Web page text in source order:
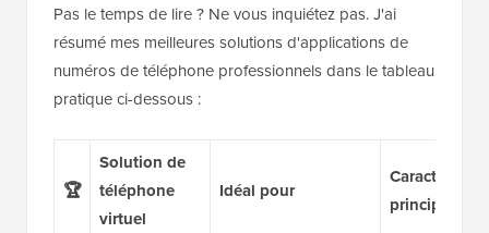
Pas le temps de lire ? Ne vous inquiétez pas. J'ai
résumé mes meilleures solutions d'applications de
numéros de téléphone professionnels dans le tableau
pratique ci-dessous :
🏆
Solution de
téléphone
virtuel
Idéal pour
principales